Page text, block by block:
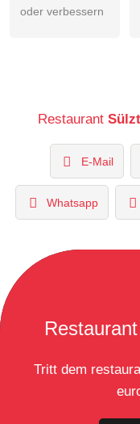
oder verbessern
Restaurant
E-Mail
Whatsapp
Tritt dem